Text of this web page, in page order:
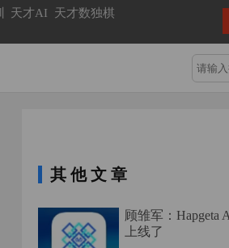
天才AI
天才数独棋
其他文章
顾雏军：Hapgeta
上线了